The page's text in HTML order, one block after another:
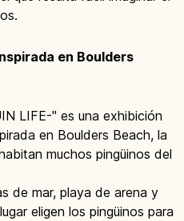
en Boulders
LIFE-" es una exhibición
en Boulders Beach, la
muchos pingüinos del
de mar, playa de arena y
eligen los pingüinos para